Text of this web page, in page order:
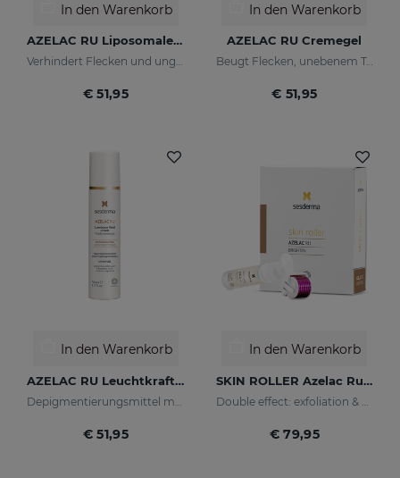
In den Warenkorb
AZELAC RU Liposomales Serum
Verhindert Flecken und ungleichmäßigen Hautton
€ 51,95
In den Warenkorb
AZELAC RU Cremegel
Beugt Flecken, unebenem Ton und Falten der Haut vor
€ 51,95
In den Warenkorb
AZELAC RU Leuchtkraft-Fluid
€ 51,95
In den Warenkorb
SKIN ROLLER Azelac Ru 10 Ml
€ 79,95